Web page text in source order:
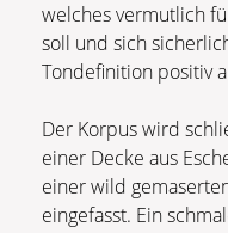
welches vermutlich
soll und sich
Tondefinition positiv
Der Korpus wird
einer Decke aus
einer wild
eingefasst. Ein